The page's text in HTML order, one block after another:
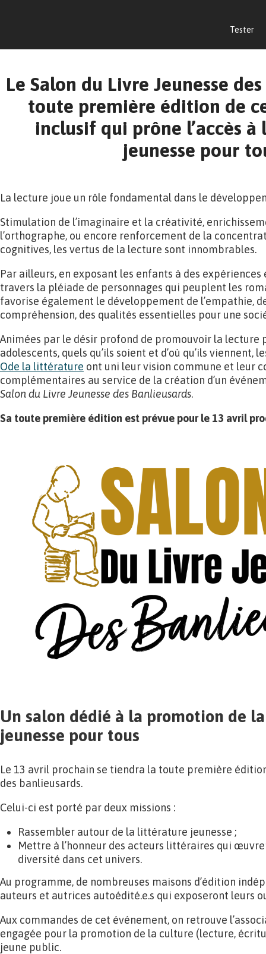
Tester
Le Salon du Livre Jeunesse
toute première édition de
inclusif qui prône l’accès
jeunesse pour
La lecture joue un rôle fondamental dans le
Stimulation de l’imaginaire et la créativité,
l’orthographe, ou encore renforcement de la
cognitives, les vertus de la lecture sont innombrables.
Par ailleurs, en exposant les enfants à des
travers la pléiade de personnages qui peuplent les
favorise également le développement de l’empathie,
compréhension, des qualités essentielles pour une
Animées par le désir profond de promouvoir la lecture
adolescents, quels qu’ils soient et d’où qu’ils viennent,
Ode la littérature ont uni leur vision commune et leur
complémentaires au service de la création d’un
Salon du Livre Jeunesse des Banlieusards.
Sa toute première édition est prévue pour le 13 avril
Un salon dédié à la promotion de
jeunesse pour tous
Le 13 avril prochain se tiendra la toute première
des banlieusards.
Celui-ci est porté par deux missions :
Rassembler autour de la littérature jeunesse ;
Mettre à l’honneur des acteurs littéraires qui
diversité dans cet univers.
Au programme, de nombreuses maisons d’édition
auteurs et autrices autoédité.e.s qui exposeront leurs
Aux commandes de cet événement, on retrouve
engagée pour la promotion de la culture (lecture,
jeune public.